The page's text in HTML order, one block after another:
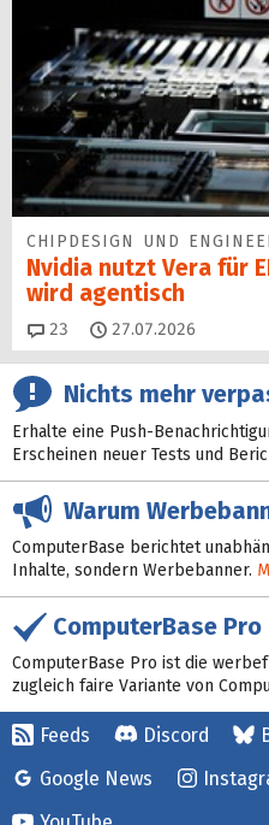
CHIPDESIGN UND
Nvidia nutzt Vera für
wird agentisch
23 Kommentare
27.07.2026
Nichts mehr
Erhalte eine Push-
Erscheinen neuer Tests und
Warum
ComputerBase berichtet
Inhalte, sondern Werbebanner.
ComputerBase Pro
ComputerBase Pro ist die
zugleich faire Variante von
Feeds Discord
Google News